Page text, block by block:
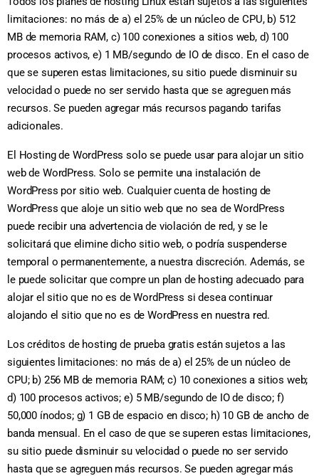
limitaciones: no más de a) el 25% de un núcleo de CPU, b) 512
MB de memoria RAM, c) 100 conexiones a sitios web, d) 100
procesos activos, e) 1 MB/segundo de IO de disco. En el caso de
que se superen estas limitaciones, su sitio puede disminuir su
velocidad o puede no ser servido hasta que se agreguen más
recursos. Se pueden agregar más recursos pagando tarifas
adicionales.
El Hosting de WordPress solo se puede usar para alojar un sitio
web de WordPress. Solo se permite una instalación de
WordPress por sitio web. Cualquier cuenta de hosting de
WordPress que aloje un sitio web que no sea de WordPress
puede recibir una advertencia de violación de red, y se le
solicitará que elimine dicho sitio web, o podría suspenderse
temporal o permanentemente, a nuestra discreción. Además, se
le puede solicitar que compre un plan de hosting adecuado para
alojar el sitio que no es de WordPress si desea continuar
alojando el sitio que no es de WordPress en nuestra red.
Los créditos de hosting de prueba gratis están sujetos a las
siguientes limitaciones: no más de a) el 25% de un núcleo de
CPU; b) 256 MB de memoria RAM; c) 10 conexiones a sitios web;
d) 100 procesos activos; e) 5 MB/segundo de IO de disco; f)
50,000 ínodos; g) 1 GB de espacio en disco; h) 10 GB de ancho de
banda mensual. En el caso de que se superen estas limitaciones,
su sitio puede disminuir su velocidad o puede no ser servido
hasta que se agreguen más recursos. Se pueden agregar más